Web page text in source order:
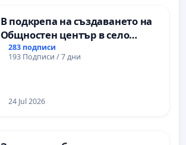
гимназия „
В подкрепа на създаването на
Общностен център в село
Църква
283 подписи
193 Подписи / 7 дни
24 Jul 2026